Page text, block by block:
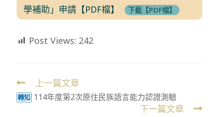
學補助」申請【PDF檔】
下載【PDF檔】
Post Views: 242
Read
more
上一篇文章
轉知 114年度第2次原住民族語言能力認證測驗
下一篇文章